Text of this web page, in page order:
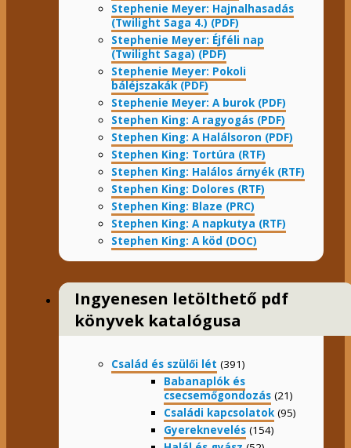
Stephenie Meyer: Hajnalhasadás
(Twilight Saga 4.) (PDF)
Stephenie Meyer: Éjféli nap
(Twilight Saga) (PDF)
Stephenie Meyer: Pokoli
báléjszakák (PDF)
Stephenie Meyer: A burok (PDF)
Stephen King: A ragyogás (PDF)
Stephen King: A Halálsoron (PDF)
Stephen King: Tortúra (RTF)
Stephen King: Halálos árnyék (RTF)
Stephen King: Dolores (RTF)
Stephen King: Blaze (PRC)
Stephen King: A napkutya (RTF)
Stephen King: A köd (DOC)
Ingyenesen letölthető pdf
könyvek katalógusa
Család és szülői lét (391)
Babanaplók és
csecsemőgondozás (21)
Családi kapcsolatok (95)
Gyereknevelés (154)